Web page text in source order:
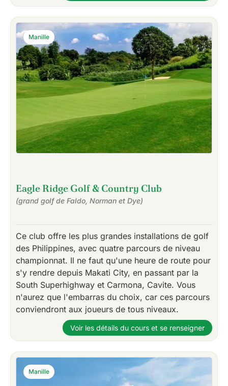
Eagle Ridge Golf & Country Club
(grand golf de Faldo, Norman et Dye)
Ce club offre les plus grandes installations de golf
des Philippines, avec quatre parcours de niveau
championnat. Il ne faut qu'une heure de route pour
s'y rendre depuis Makati City, en passant par la
South Superhighway et Carmona, Cavite. Vous
n'aurez que l'embarras du choix, car ces parcours
conviendront aux joueurs de tous niveaux.
Manille
Voir les détails du cours et se renseigner
Manille